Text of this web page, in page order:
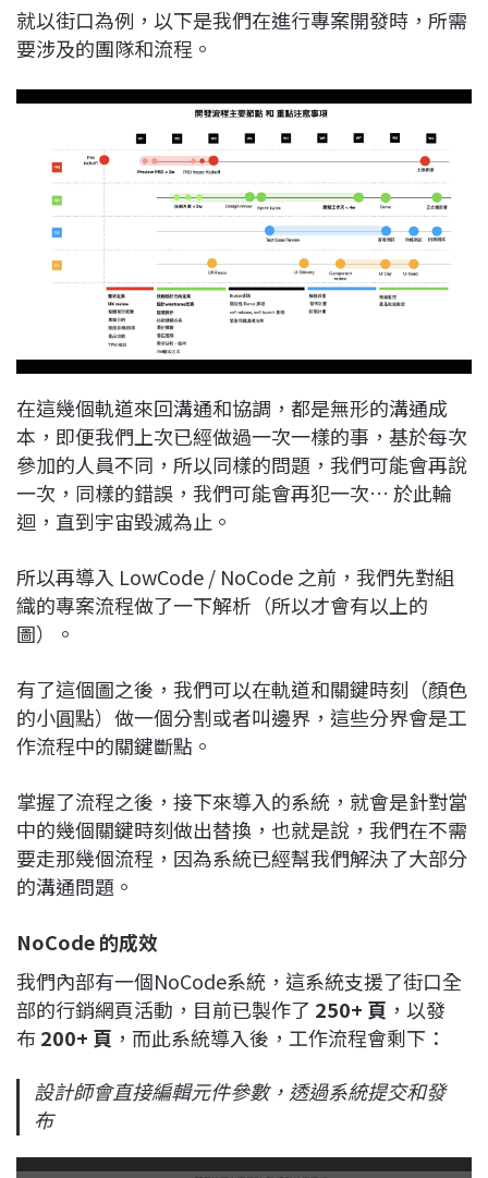
就以街口為例，以下是我們在進行專案開發時，所需
要涉及的團隊和流程。
在這幾個軌道來回溝通和協調，都是無形的溝通成
本，即便我們上次已經做過一次一樣的事，基於每次
參加的人員不同，所以同樣的問題，我們可能會再說
一次，同樣的錯誤，我們可能會再犯一次… 於此輪
迴，直到宇宙毀滅為止。
所以再導入 LowCode / NoCode 之前，我們先對組
織的專案流程做了一下解析（所以才會有以上的
圖）。
有了這個圖之後，我們可以在軌道和關鍵時刻（顏色
的小圓點）做一個分割或者叫邊界，這些分界會是工
作流程中的關鍵斷點。
掌握了流程之後，接下來導入的系統，就會是針對當
中的幾個關鍵時刻做出替換，也就是說，我們在不需
要走那幾個流程，因為系統已經幫我們解決了大部分
的溝通問題。
NoCode 的成效
我們內部有一個NoCode系統，這系統支援了街口全
部的行銷網頁活動，目前已製作了 250+ 頁 ，以發
布 200+ 頁 ，而此系統導入後，工作流程會剩下：
設計師會直接編輯元件參數，透過系統提交和發
布